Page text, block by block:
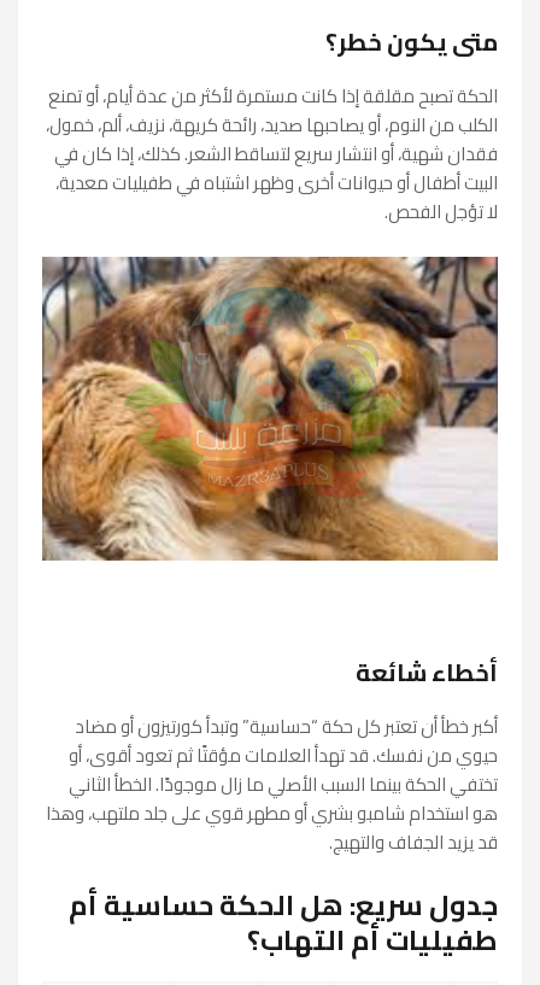
متى يكون خطر؟
الحكة تصبح مقلقة إذا كانت مستمرة لأكثر من عدة أيام، أو تمنع
الكلب من النوم، أو يصاحبها صديد، رائحة كريهة، نزيف، ألم، خمول،
فقدان شهية، أو انتشار سريع لتساقط الشعر. كذلك، إذا كان في
البيت أطفال أو حيوانات أخرى وظهر اشتباه في طفيليات معدية،
لا تؤجل الفحص.
أخطاء شائعة
أكبر خطأ أن تعتبر كل حكة “حساسية” وتبدأ كورتيزون أو مضاد
حيوي من نفسك. قد تهدأ العلامات مؤقتًا ثم تعود أقوى، أو
تختفي الحكة بينما السبب الأصلي ما زال موجودًا. الخطأ الثاني
هو استخدام شامبو بشري أو مطهر قوي على جلد ملتهب، وهذا
قد يزيد الجفاف والتهيج.
جدول سريع: هل الحكة حساسية أم
طفيليات أم التهاب؟